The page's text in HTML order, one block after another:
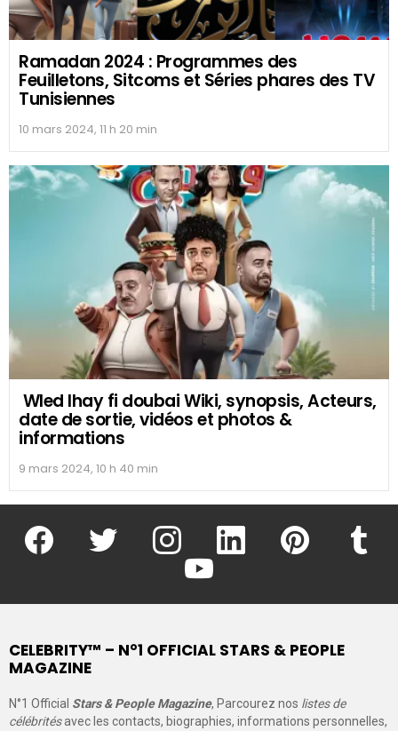
Ramadan 2024 : Programmes des
Feuilletons, Sitcoms et Séries phares des TV
Tunisiennes
10 mars 2024, 11 h 20 min
Wled lhay fi doubai Wiki, synopsis, Acteurs,
date de sortie, vidéos et photos &
informations
9 mars 2024, 10 h 40 min
facebook twitter instagram linkedin pinterest
youtube
CELEBRITY™ – N°1 OFFICIAL STARS & PEOPLE
MAGAZINE
N°1 Official Stars & People Magazine, Parcourez nos listes de
célébritésavec les contacts, biographies, informations personnelles,